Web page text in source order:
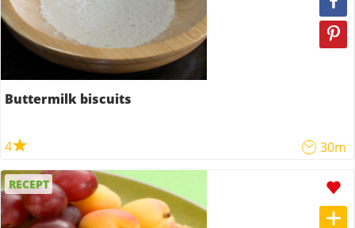
Buttermilk biscuits
4 30m
RECEPT